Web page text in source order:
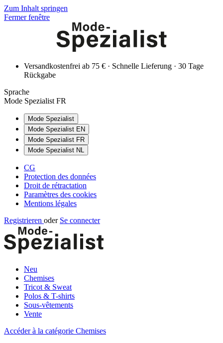
Zum Inhalt springen
Fermer fenêtre
Versandkostenfrei ab 75 € · Schnelle Lieferung · 30 Tage
Rückgabe
Sprache
Mode Spezialist FR
Mode Spezialist
Mode Spezialist EN
Mode Spezialist FR
Mode Spezialist NL
CG
Protection des données
Droit de rétractation
Paramètres des cookies
Mentions légales
Registrieren oder Se connecter
Neu
Chemises
Tricot & Sweat
Polos & T-shirts
Sous-vêtements
Vente
Accéder à la catégorie Chemises